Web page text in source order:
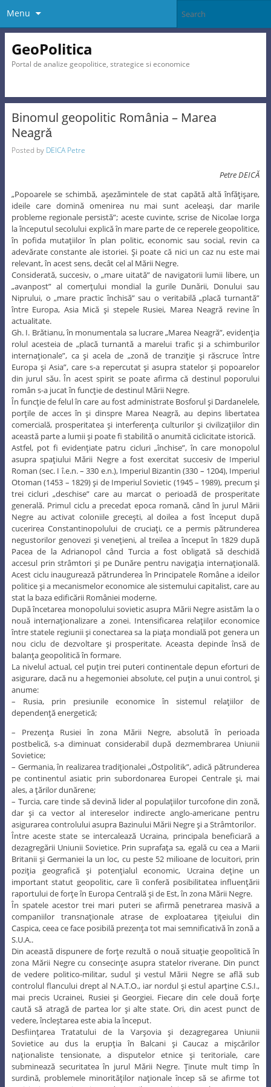
Menu
GeoPolitica
Portal de analize geopolitice, strategice si economice
Binomul geopolitic România – Marea
Neagrǎ
Posted by DEICA Petre
Petre DEICĂ
„Popoarele se schimbă, aşezămintele de stat capătă altă înfăţişare,
ideile care domină omenirea nu mai sunt aceleaşi, dar marile
probleme regionale persistă”; aceste cuvinte, scrise de Nicolae Iorga
la începutul secolului explică în mare parte de ce reperele geopolitice,
în pofida mutaţiilor în plan politic, economic sau social, revin ca
adevărate constante ale istoriei. Şi poate că nici un caz nu este mai
relevant, în acest sens, decât cel al Mării Negre.
Considerată, succesiv, o „mare uitată” de navigatorii lumii libere, un
„avanpost” al comerţului mondial la gurile Dunării, Donului sau
Niprului, o „mare practic închisă” sau o veritabilă „placă turnantă”
între Europa, Asia Mică şi stepele Rusiei, Marea Neagră revine în
actualitate.
Gh. I. Brătianu, în monumentala sa lucrare „Marea Neagră”, evidenţia
rolul acesteia de „placă turnantă a marelui trafic şi a schimburilor
internaţionale”, ca şi acela de „zonă de tranziţie şi răscruce între
Europa şi Asia”, care s-a repercutat şi asupra statelor şi popoarelor
din jurul său. În acest spirit se poate afirma că destinul poporului
român s-a jucat în funcţie de destinul Mării Negre.
În funcţie de felul în care au fost administrate Bosforul şi Dardanelele,
porţile de acces în şi dinspre Marea Neagră, au depins libertatea
comercială, prosperitatea şi interferenţa culturilor şi civilizaţiilor din
această parte a lumii şi poate fi stabilită o anumită ciclicitate istorică.
Astfel, pot fi evidenţiate patru cicluri „închise”, în care monopolul
asupra spaţiului Mării Negre a fost exercitat succesiv de Imperiul
Roman (sec. I î.e.n. – 330 e.n.), Imperiul Bizantin (330 – 1204), Imperiul
Otoman (1453 – 1829) şi de Imperiul Sovietic (1945 – 1989), precum şi
trei cicluri „deschise” care au marcat o perioadă de prosperitate
generală. Primul ciclu a precedat epoca romană, când în jurul Mării
Negre au activat coloniile greceşti, al doilea a fost început după
cucerirea Constantinopolului de cruciaţi, ce a permis pătrunderea
negustorilor genovezi şi veneţieni, al treilea a început în 1829 după
Pacea de la Adrianopol când Turcia a fost obligată să deschidă
accesul prin strâmtori şi pe Dunăre pentru navigaţia internaţională.
Acest ciclu inaugurează pătrunderea în Principatele Române a ideilor
politice şi a mecanismelor economice ale sistemului capitalist, care au
stat la baza edificării României moderne.
După încetarea monopolului sovietic asupra Mării Negre asistăm la o
nouă internaţionalizare a zonei. Intensificarea relaţiilor economice
între statele regiunii şi conectarea sa la piaţa mondială pot genera un
nou ciclu de dezvoltare şi prosperitate. Aceasta depinde însă de
balanţa geopolitică în formare.
La nivelul actual, cel puţin trei puteri continentale depun eforturi de
asigurare, dacă nu a hegemoniei absolute, cel puţin a unui control, şi
anume:
– Rusia, prin presiunile economice în sistemul relaţiilor de
dependenţă energetică;
– Prezenţa Rusiei în zona Mării Negre, absolută în perioada
postbelică, s-a diminuat considerabil după dezmembrarea Uniunii
Sovietice;
– Germania, în realizarea tradiţionalei „Östpolitik”, adică pătrunderea
pe continentul asiatic prin subordonarea Europei Centrale şi, mai
ales, a ţărilor dunărene;
– Turcia, care tinde să devină lider al populaţiilor turcofone din zonă,
dar şi ca vector al intereselor indirecte anglo-americane pentru
asigurarea controlului asupra Bazinului Mării Negre şi a Strâmtorilor.
Între aceste state se intercalează Ucraina, principala beneficiară a
dezagregării Uniunii Sovietice. Prin suprafaţa sa, egală cu cea a Marii
Britanii şi Germaniei la un loc, cu peste 52 milioane de locuitori, prin
poziţia geografică şi potenţialul economic, Ucraina deţine un
important statut geopolitic, care îi conferă posibilitatea influenţării
raportului de forţe în Europa Centrală şi de Est, în zona Mării Negre.
În spatele acestor trei mari puteri se afirmă penetrarea masivă a
companiilor transnaţionale atrase de exploatarea ţiţeiului din
Caspica, ceea ce face posibilă prezenţa tot mai semnificativă în zonă a
S.U.A..
Din această dispunere de forţe rezultă o nouă situaţie geopolitică în
zona Mării Negre cu consecinţe asupra statelor riverane. Din punct
de vedere politico-militar, sudul şi vestul Mării Negre se află sub
controlul flancului drept al N.A.T.O., iar nordul şi estul aparţine C.S.I.,
mai precis Ucrainei, Rusiei şi Georgiei. Fiecare din cele două forţe
caută să atragă de partea lor şi alte state. Ori, din acest punct de
vedere, încleştarea este abia la început.
Desfiinţarea Tratatului de la Varşovia şi dezagregarea Uniunii
Sovietice au dus la erupţia în Balcani şi Caucaz a mişcărilor
naţionaliste tensionate, a disputelor etnice şi teritoriale, care
subminează securitatea în jurul Mării Negre. Ţinute mult timp în
surdină, problemele minorităţilor naţionale încep să se afirme tot